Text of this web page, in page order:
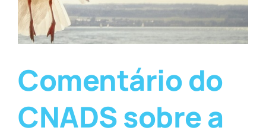
Comentário do
CNADS sobre a